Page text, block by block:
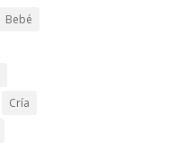
Bebé
Cría